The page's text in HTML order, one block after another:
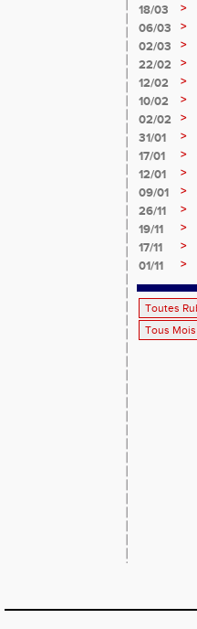
18/03
>
06/03 >
02/03
>
22/02 >
12/02 >
10/02 >
02/02
>
31/01 >
17/01
>
12/01 >
09/01
>
26/11 >
19/11 >
17/11
>
01/11
>